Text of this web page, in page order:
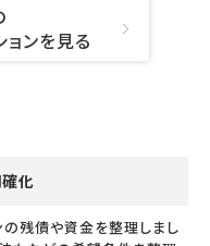
ンを見る
化
残債や資金を整理しまし